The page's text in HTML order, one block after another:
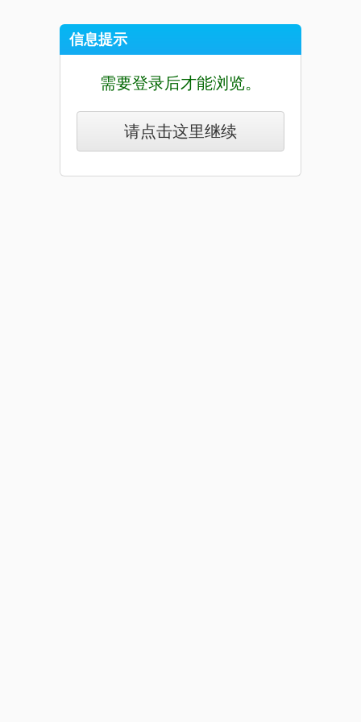
信息提示
需要登录后才能浏览。
请点击这里继续